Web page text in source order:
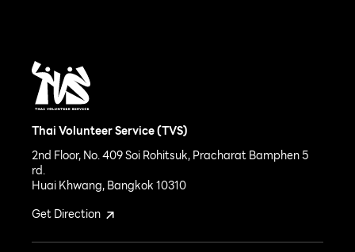
Thai Volunteer Service (TVS)
2nd Floor, No. 409 Soi Rohitsuk, Pracharat Bamphen 5
rd.
Huai Khwang, Bangkok 10310
Get Direction